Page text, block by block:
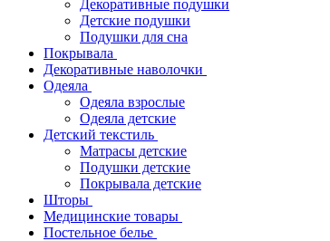
Декоративные подушки
Детские подушки
Подушки для сна
Покрывала
Декоративные наволочки
Одеяла
Одеяла взрослые
Одеяла детские
Детский текстиль
Матрасы детские
Подушки детские
Покрывала детские
Шторы
Медицинские товары
Постельное белье